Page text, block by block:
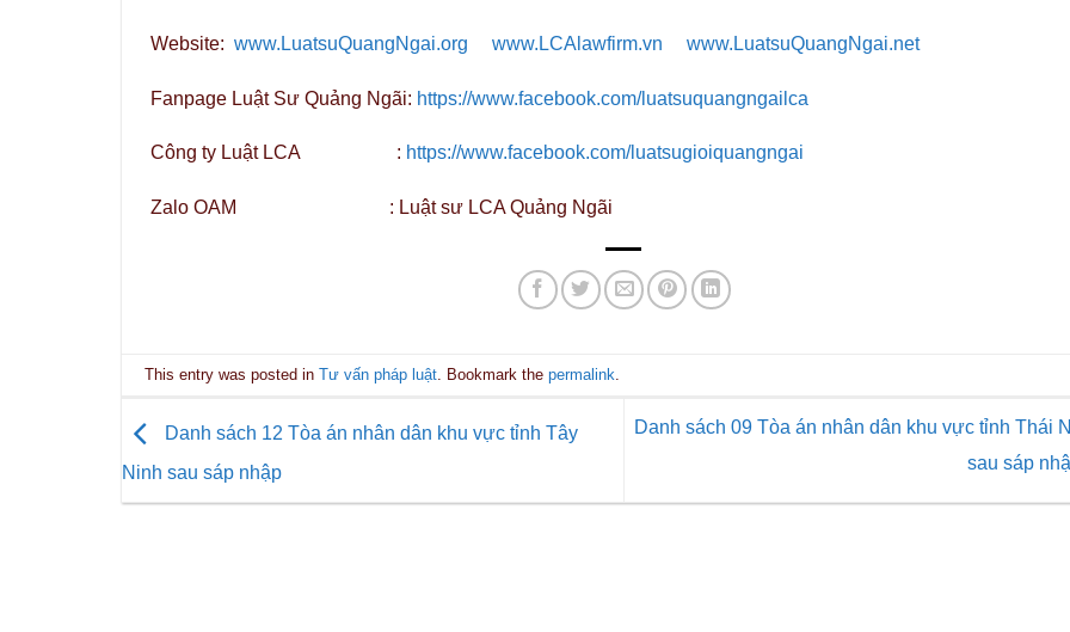
Website: www.LuatsuQuangNgai.org www.LCAlawfirm.vn www.LuatsuQuangNgai.net
Fanpage Luật Sư Quảng Ngãi: https://www.facebook.com/luatsuquangngailca
Công ty Luật LCA : https://www.facebook.com/luatsugioiquangngai
Zalo OAM : Luật sư LCA Quảng Ngãi
This entry was posted inTư vấn pháp luật . Bookmark thepermalink
Danh sách 12 Tòa án nhân dân khu vực tỉnh Tây
Ninh sau sáp nhập
Danh sách 09 Tòa án nhân dân khu vực tỉnh Thái
sau sáp